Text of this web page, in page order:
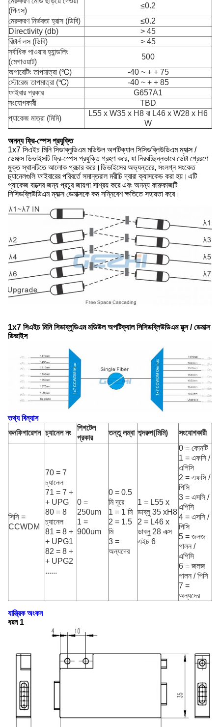
(পিএস)
≤0.2
মেরুকরণ নির্ভরতা হ্রাস (ডিবি)
≤0.2
Directivity (db)
> 45
রিটার্ন লস (ডিবি)
> 45
সর্বাধিক পাওয়ার হ্যান্ডলিং
(মেগাওয়াট)
500
অপারেটিং তাপমাত্রা (℃)
-40 ~ + + 75
স্টোরেজ তাপমাত্রা (℃)
-40 ~ + + 85
ফাইবার প্রকার
G657A1
সংযোগকারী
TBD
প্যাকেজ মাত্রা (মিমি)
L55 x W35 x H8 বা L46 x W28 x H6
W
অনন্য ফ্রি-স্পেস প্রযুক্তি
1x7 সিএইচ মিনি সিডাব্লুডিএম মডিউল অপটিক্যাল সিসিডব্লিউডিএম ম্যাক্স /
ডেমাক্স ডিভাইসটি ফ্রি-স্পেস প্রযুক্তি গ্রহণ করে, যা নিরবচ্ছিন্নভাবে ডেটা প্রেরণে
মুক্ত স্থানটিতে আলোক প্রচার করে।ডিভাইসের অভ্যন্তরে, সংলগ্ন সংকেত
চ্যানেলগুলি ফাইবারের পরিবর্তে সমান্তরাল মরীচি দ্বারা ক্যাসকেড করা হয়।এটি
প্যাকেজ বাক্সের জন্য প্রচুর জায়গা সাশ্রয় করে এবং অনন্য কারুকাজটি
সিসিডব্লিউডিএম ম্যাক্স ডেমাক্সকে কম সন্নিবেশ ক্ষতিতে সহায়তা করে।
1x7 সিএইচ মিনি সিডাব্লুডিএম মডিউল অপটিক্যাল সিসিডব্লিউডিএম মুক্স / ডেমাক্স
ডিভাইস
তথ্য বিন্যাস
কনফিগারেশন চ্যানেল নং
পিগটেল
প্রকার
তন্তু লম্বা শব্দরুপ(মিমি) সংযোগকারী
সিসি =
CCWDM
70 = 7
চ্যানেল
71 = 7 +
+ UPG
80 = 8
চ্যানেল
81 = 8 +
+ UPG1
82 = 8 +
+ UPG2
......
0 =
250um
1 =
900um
0 = 0.5
মি দূরে
1 = 1 মি
2 = 1.5
মি
3 =
অন্যদের
1 = L55 x
ডাব্লু 35 xH8
2 = L46 x
ডাব্লু 28 এক্স
এইচ 6
0 = কোনটি
1 = এফসি /
এপিসি
2 = এফসি /
পিসি
3 = এসসি /
এপিসি
4 = এসসি /
পিসি
5 = জলজ
পালন /
এপিসি
6 = জলজ
পালন / পিসি
7 =
অন্যদের
যান্ত্রিক অংকন
ধরন 1